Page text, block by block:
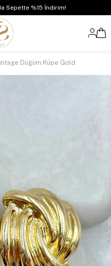
Sepette %15 İndirim!
Düğüm Küpe Gold